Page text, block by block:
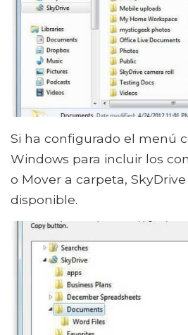
Si ha configurado el menú
Windows para incluir los
o Mover a carpeta,
disponible.